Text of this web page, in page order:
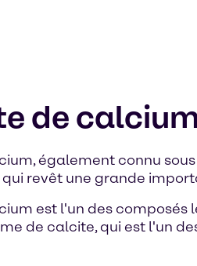
de
également connu
revêt une grande
est l'un des composés
de calcite, qui est l'un